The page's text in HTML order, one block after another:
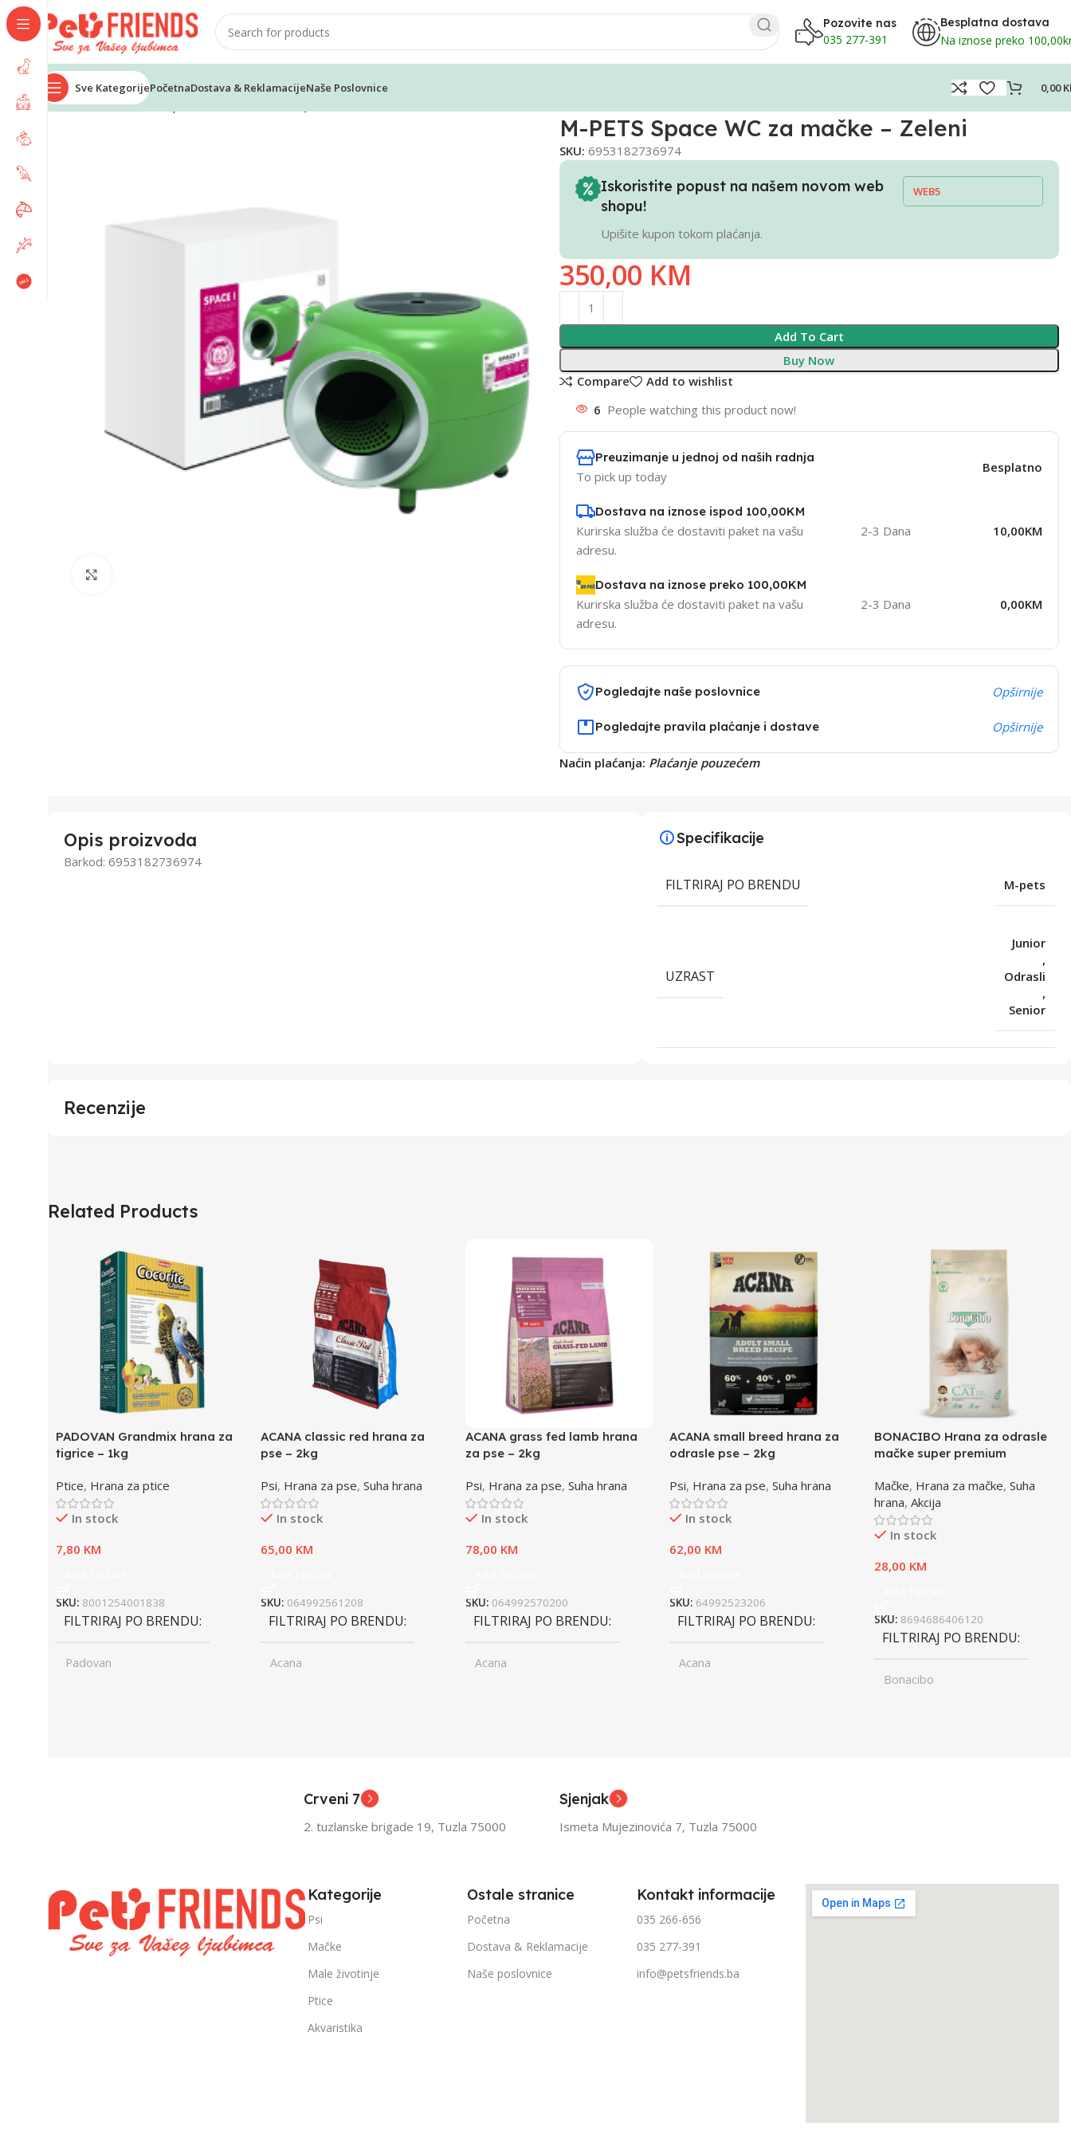
Pozovite nas
035 277-391
Besplatna dostava
Na iznose preko
Sve KategorijePočetnaDostava & ReklamacijeNaše Poslovnice 0,00
Home Mačke WC i oprema za WC
M-PETS Space WC za mačke – Zeleni
SKU: 6953182736974
Iskoristite popust na našem novom web
shopu!
Upišite kupon tokom plaćanja.
WEB5
350,00 KM
Add To Cart
Buy Now
Compare
Add to wishlist
6 People watching this product now!
Preuzimanje u jednoj od naših radnja
To pick up today
Besplatno
Dostava na iznose ispod 100,00KM
Kurirska služba će dostaviti paket na vašu
adresu.
2-3 Dana 10,00KM
Dostava na iznose preko 100,00KM
Kurirska služba će dostaviti paket na vašu
adresu.
2-3 Dana 0,00KM
Pogledajte naše poslovnice Opširnije
Pogledajte pravila plaćanje i dostave Opširnije
Naćin plaćanja: Plaćanje pouzećem
Opis proizvoda
Barkod: 6953182736974
Specifikacije
FILTRIRAJ PO BRENDU M-pets
UZRAST
Junior
,
Odrasli
,
Senior
Recenzije
Related Products
PADOVAN Grandmix hrana za
tigrice – 1kg
Ptice, Hrana za ptice
In stock
7,80 KM
SKU: 8001254001838
FILTRIRAJ PO BRENDU
Padovan
ACANA classic red hrana za
pse – 2kg
Psi, Hrana za pse, Suha hrana
In stock
65,00 KM
SKU: 064992561208
FILTRIRAJ PO BRENDU
Acana
FILTRIRAJ PO TEŽINI
ACANA grass fed lamb hrana
za pse – 2kg
Psi, Hrana za pse, Suha hrana
In stock
78,00 KM
SKU: 064992570200
FILTRIRAJ PO BRENDU
Acana
FILTRIRAJ PO TEŽINI
ACANA small breed hrana za
odrasle pse – 2kg
Psi, Hrana za pse,Suha hrana
In stock
62,00 KM
SKU: 64992523206
FILTRIRAJ PO BRENDU
Acana
BONACIBO Hrana za odrasle
mačke super premium
Mačke, Hrana za mačke,Suha
hrana,Akcija
In stock
28,00 KM
SKU: 8694686406120
FILTRIRAJ PO BRENDU
Bonacibo
Crveni 7
2. tuzlanske brigade 19, Tuzla 75000
Sjenjak
Ismeta Mujezinovića 7, Tuzla 75000
Kategorije
Psi
Mačke
Male životinje
Ptice
Akvaristika
Ostale stranice
Početna
Dostava & Reklamacije
Naše poslovnice
Kontakt informacije
035 266-656
035 277-391
info@petsfriends.ba